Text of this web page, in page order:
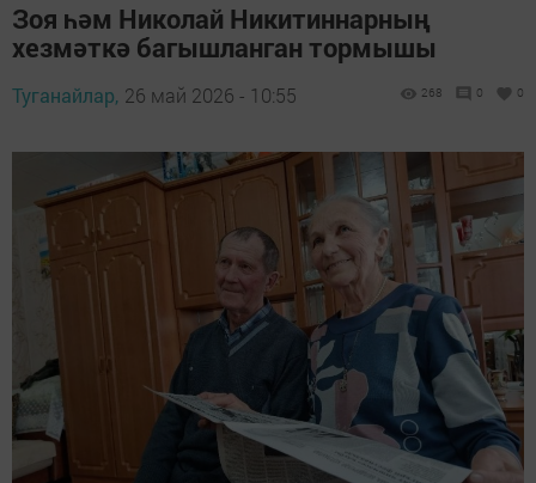
Зоя һәм Николай Никитиннарның
хезмәткә багышланган тормышы
Туганайлар, 26 май 2026 - 10:55 268 0 0